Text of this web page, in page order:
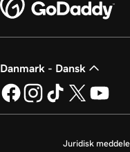
Danmark - Dansk
Juridisk